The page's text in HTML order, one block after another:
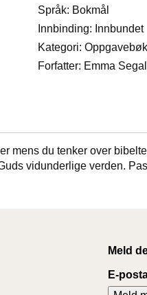
Språk: Bokmål
Innbinding: Innbundet
Kategori:
Forfatter: Emma
mens du tenker over
vidunderlige verden.
Meld
E-